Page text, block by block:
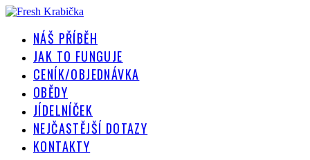
Přejít
obsahuNÁŠ PŘÍBĚH
JAK TO FUNGUJE
CENÍK/OBJEDNÁVKA
OBĚDY
JÍDELNÍČEK
NEJČASTĚJŠÍ DOTAZY
KONTAKTY